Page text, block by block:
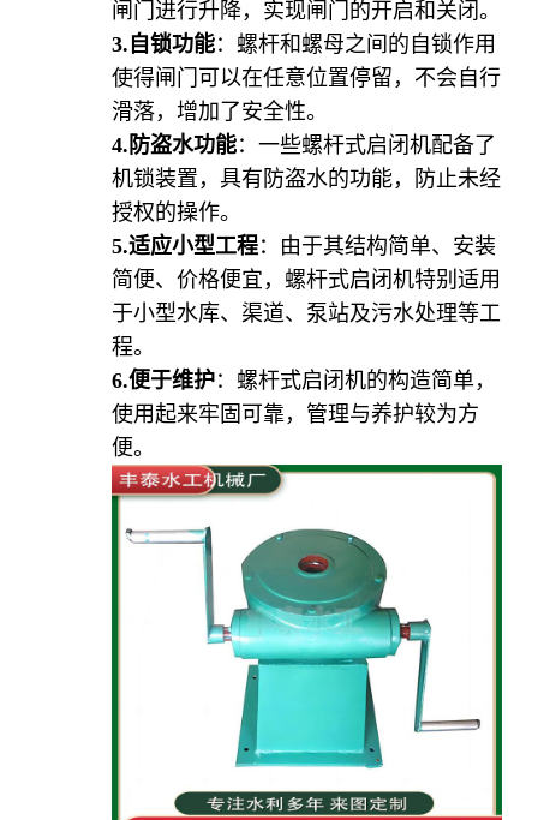
闸门进行升降，实现闸门的开启和关闭 。
3. 自锁功能：螺杆和螺母之间的自锁作用
使得闸门可以在任意位置停留，不会自行
滑落，增加了安全性。
4. 防盗水功能：一些螺杆式启闭机配备了
机锁装置，具有防盗水的功能，防止未经
授权的操作。
5.适应小型工程：由于其结构简单、安装
简便、价格便宜，螺杆式启闭机特别适用
于小型水库、渠道、泵站及污水处理等工
程。
6.便于维护：螺杆式启闭机的构造简单，
使用起来牢固可靠，管理与养护较为方
便。